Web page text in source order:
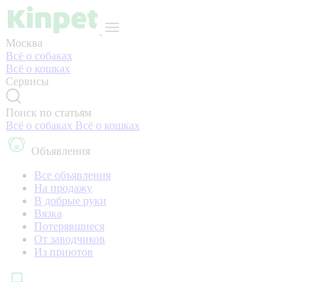
Москва
Всё о собаках
Всё о кошках
Сервисы
Поиск по статьям
Всё о собаках Всё о кошках
Объявления
Все объявления
На продажу
В добрые руки
Вязка
Потерявшиеся
От заводчиков
Из приютов